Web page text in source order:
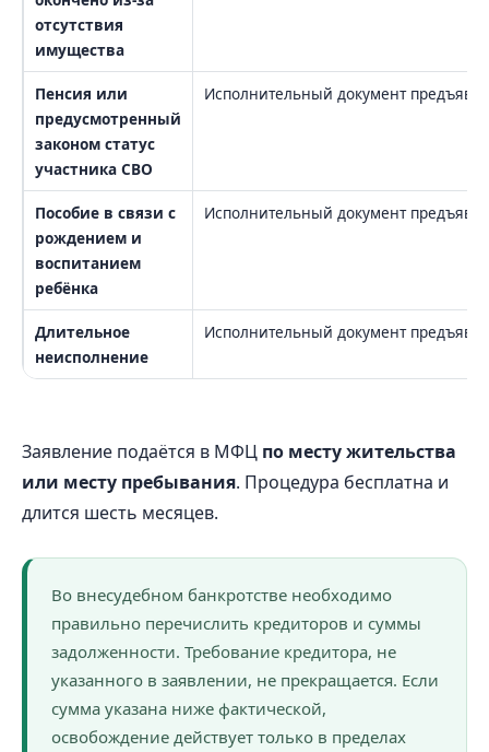
отсутствия
имущества
Пенсия или
предусмотренный
законом статус
участника СВО
Исполнительный документ
Пособие в связи с
рождением и
воспитанием
ребёнка
Исполнительный документ
Длительное
неисполнение
Исполнительный документ
Заявление подаётся в МФЦ по месту жительства
или месту пребывания. Процедура бесплатна и
длится шесть месяцев.
Во внесудебном банкротстве необходимо
правильно перечислить кредиторов и суммы
задолженности. Требование кредитора, не
указанного в заявлении, не прекращается. Если
сумма указана ниже фактической,
освобождение действует только в пределах